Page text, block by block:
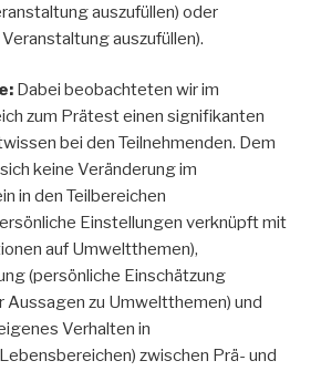
auszufüllen) oder
auszufüllen).
Dabei beobachteten wir im
zum Prätest einen signifikanten
bei den Teilnehmenden. Dem
keine Veränderung im
in den Teilbereichen
Einstellungen verknüpft mit
auf Umweltthemen),
(persönliche Einschätzung
Aussagen zu Umweltthemen) und
Verhalten in
zwischen Prä- und